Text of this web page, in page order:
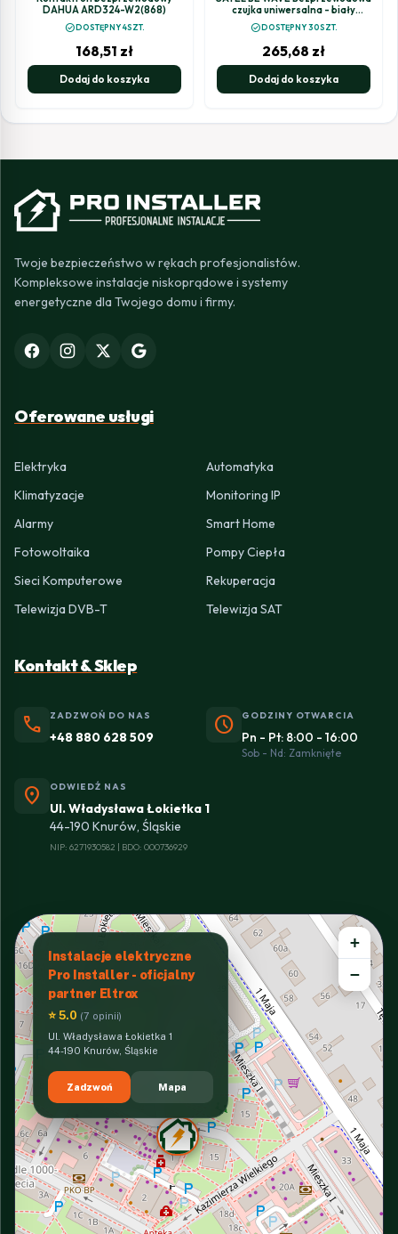
DAHUA ARD324-W2(868)
check_circleDOSTĘPNY 4SZT.
168,51 zł
Dodaj do koszyka
czujka uniwersalna - biały
Multipurpose Detector AXD-
200 ABAX2
check_circleDOSTĘPNY 30SZT.
265,68 zł
Dodaj do koszyka
Twoje bezpieczeństwo w rękach profesjonalistów.
Kompleksowe instalacje niskoprądowe i systemy
energetyczne dla Twojego domu i firmy.
Oferowane usługi
Elektryka
Automatyka
Klimatyzacje
Monitoring IP
Alarmy
Smart Home
Fotowoltaika
Pompy Ciepła
Sieci Komputerowe
Rekuperacja
Telewizja DVB-T
Telewizja SAT
Kontakt & Sklep
phone ZADZWOŃ DO NAS
+48 880 628 509 schedule GODZINY OTWARCIA
Pn - Pt: 8:00 - 16:00
Sob - Nd: Zamknięte
location_on ODWIEDŹ NAS
Ul. Władysława Łokietka 1
44-190 Knurów, Śląskie
NIP: 6271930582 | BDO: 000736929
Instalacje elektryczne
Pro Installer - oficjalny
partner Eltrox
⭐ 5.0 (7 opinii)
Ul. Władysława Łokietka 1
44-190 Knurów, Śląskie
Zadzwoń Mapa
+
−